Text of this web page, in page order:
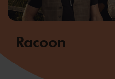
Racoon